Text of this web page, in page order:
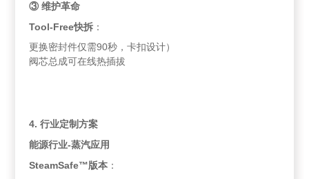
③ 维护革命
Tool-Free快拆 ：
更换密封件仅需90秒，卡扣设计）
阀芯总成可在线热插拔
4. 行业定制方案
能源行业-蒸汽应用
SteamSafe™版本 ：